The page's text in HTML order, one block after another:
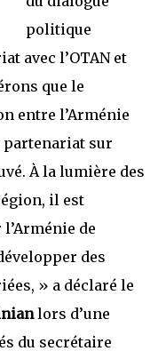
politique
avec l’OTAN et
que le
entre l’Arménie
partenariat sur
À la lumière des
il est
de
des
» a déclaré le
lors d’une
du secrétaire